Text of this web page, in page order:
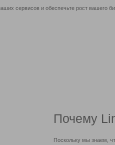
сервисов и обеспечьте рост вашего
Почему
Поскольку мы знаем,